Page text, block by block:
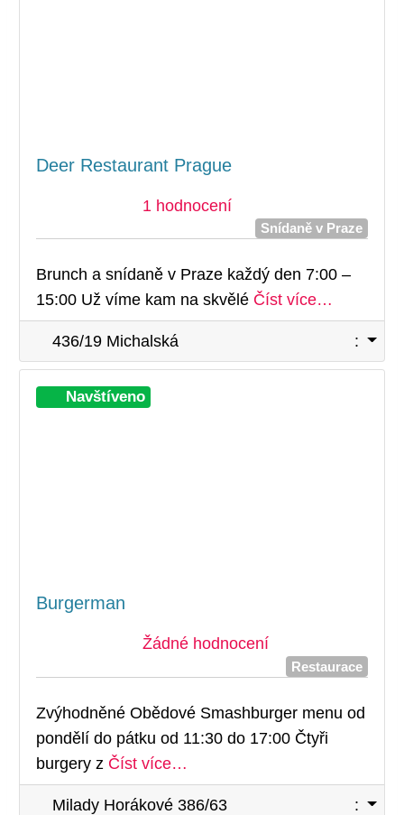
Deer Restaurant Prague
1 hodnocení
Snídaně v Praze
Brunch a snídaně v Praze každý den 7:00 –
15:00 Už víme kam na skvělé Číst více…
436/19 Michalská :
Navštíveno
Burgerman
Žádné hodnocení
Restaurace
Zvýhodněné Obědové Smashburger menu od
pondělí do pátku od 11:30 do 17:00 Čtyři
burgery z Číst více…
Milady Horákové 386/63 :